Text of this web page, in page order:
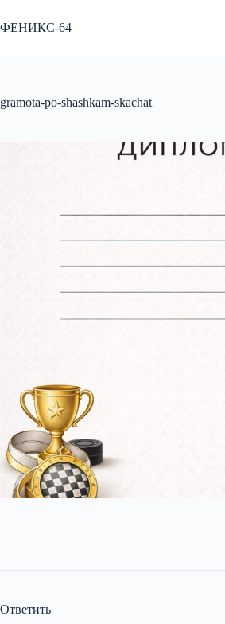
к
сути
ФЕНИКС-64
gramota-po-shashkam-skachat
Ответить